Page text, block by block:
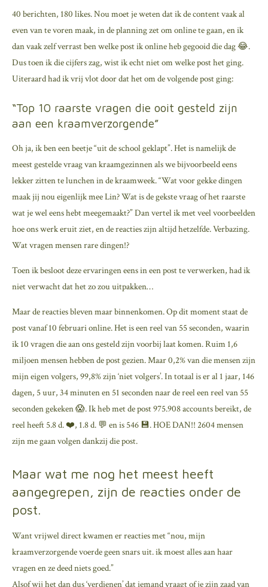
40 berichten, 180 likes. Nou moet je weten dat ik de content vaak al
even van te voren maak, in de planning zet om online te gaan, en ik
dan vaak zelf verrast ben welke post ik online heb gegooid die dag 😂.
Dus toen ik die cijfers zag, wist ik echt niet om welke post het ging.
Uiteraard had ik vrij vlot door dat het om de volgende post ging:
“Top 10 raarste vragen die ooit gesteld zijn
aan een kraamverzorgende”
Oh ja, ik ben een beetje “uit de school geklapt”. Het is namelijk de
meest gestelde vraag van kraamgezinnen als we bijvoorbeeld eens
lekker zitten te lunchen in de kraamweek. “Wat voor gekke dingen
maak jij nou eigenlijk mee Lin? Wat is de gekste vraag of het raarste
wat je wel eens hebt meegemaakt?” Dan vertel ik met veel voorbeelden
hoe ons werk eruit ziet, en de reacties zijn altijd hetzelfde. Verbazing.
Wat vragen mensen rare dingen!?
Toen ik besloot deze ervaringen eens in een post te verwerken, had ik
niet verwacht dat het zo zou uitpakken…
Maar de reacties bleven maar binnenkomen. Op dit moment staat de
post vanaf 10 februari online. Het is een reel van 55 seconden, waarin
ik 10 vragen die aan ons gesteld zijn voorbij laat komen. Ruim 1,6
miljoen mensen hebben de post gezien. Maar 0,2% van die mensen zijn
mijn eigen volgers, 99,8% zijn ‘niet volgers’. In totaal is er al 1 jaar, 146
dagen, 5 uur, 34 minuten en 51 seconden naar de reel een reel van 55
seconden gekeken 😱. Ik heb met de post 975.908 accounts bereikt, de
reel heeft 5.8 d. ❤️, 1.8 d. 💬 en is 546 💾. HOE DAN!! 2604 mensen
zijn me gaan volgen dankzij die post.
Maar wat me nog het meest heeft
aangegrepen, zijn de reacties onder de
post.
Want vrijwel direct kwamen er reacties met “nou, mijn
kraamverzorgende voerde geen snars uit. ik moest alles aan haar
vragen en ze deed niets goed.”
Alsof wij het dan dus ‘verdienen’ dat iemand vraagt of je zijn zaad van